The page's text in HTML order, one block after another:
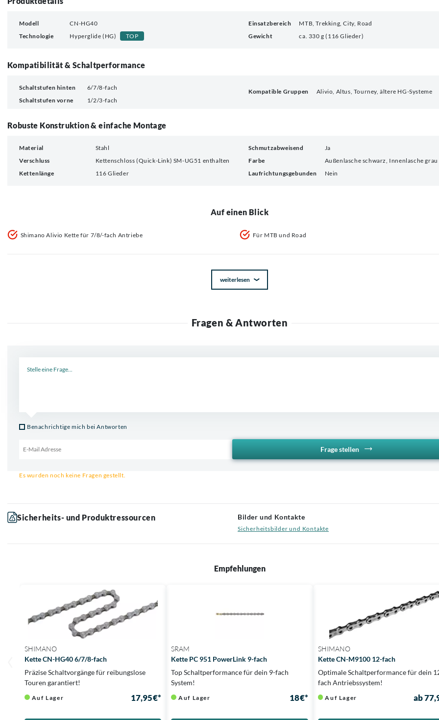
Modell
CN-HG40
Technologie
Hyperglide (HG) TOP
Einsatzbereich
MTB, Trekking, City, Road
Gewicht
ca. 330 g (116 Glieder)
Kompatibilität & Schaltperformance
Schaltstufen hinten
6/7/8-fach
Schaltstufen vorne
1/2/3-fach
Kompatible Gruppen Alivio, Altus, Tourney, ältere HG-Systeme
Robuste Konstruktion & einfache Montage
Material
Stahl
Verschluss
Kettenschloss (Quick-Link) SM-UG51 enthalten
Kettenlänge
116 Glieder
Schmutzabweisend
Ja
Farbe
Außenlasche schwarz, Innenlasche grau
Laufrichtungsgebunden
Nein
Auf einen Blick
Shimano Alivio Kette für 7/8/-fach Antriebe Für MTB und Road
weiterlesen
Fragen & Antworten
Benachrichtige mich bei Antworten
Frage stellen
Es wurden noch keine Fragen gestellt.
Sicherheits- und Produktressourcen Bilder und Kontakte
Sicherheitsbilder und Kontakte
Empfehlungen
SHIMANO
Kette CN-HG40 6/7/8-fach
Präzise Schaltvorgänge für reibungslose
Touren garantiert!
Auf Lager 17,95 €*
SRAM
Kette PC 951 PowerLink 9-fach
Top Schaltperformance für dein 9-fach
System!
Auf Lager 18 €*
SHIMANO
Kette CN-M9100 12-fach
Optimale Schaltperformance für dein
fach Antriebssystem!
Auf Lager ab